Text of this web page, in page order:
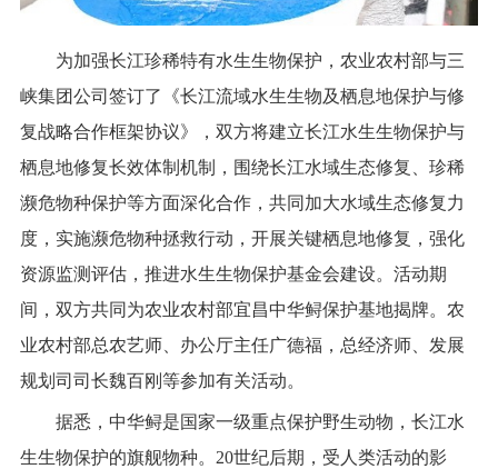
为加强长江珍稀特有水生生物保护，农业农村部与三
峡集团公司签订了《长江流域水生生物及栖息地保护与修
复战略合作框架协议》，双方将建立长江水生生物保护与
栖息地修复长效体制机制，围绕长江水域生态修复、珍稀
濒危物种保护等方面深化合作，共同加大水域生态修复力
度，实施濒危物种拯救行动，开展关键栖息地修复，强化
资源监测评估，推进水生生物保护基金会建设。活动期
间，双方共同为农业农村部宜昌中华鲟保护基地揭牌。农
业农村部总农艺师、办公厅主任广德福，总经济师、发展
规划司司长魏百刚等参加有关活动。
据悉，中华鲟是国家一级重点保护野生动物，长江水
生生物保护的旗舰物种。 20世纪后期，受人类活动的影